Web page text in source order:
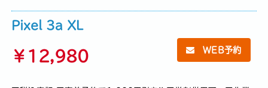
Pixel 3a XL
￥ 12,980 WEB予約